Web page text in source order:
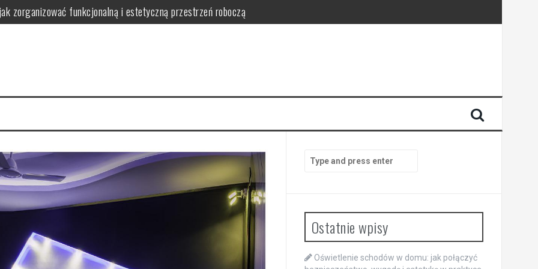
zorganizować funkcjonalną i estetyczną przestrzeń roboczą
i ergonomiczne oświetlenie wspierające naukę
bezpieczeństwo, wygodę i estetykę w praktyce
for:
Ostatnie wpisy
Oświetlenie schodów w domu: jak połączyć